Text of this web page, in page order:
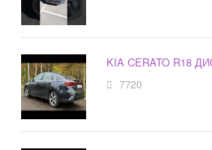
KIA CERATO R18
7720